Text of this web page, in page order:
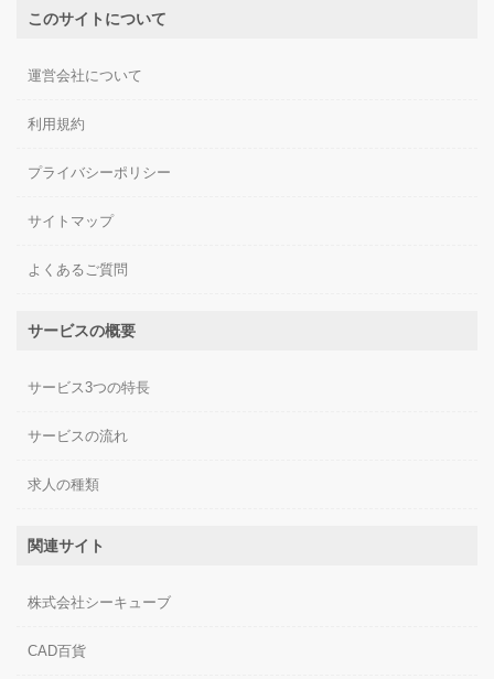
このサイトについて
運営会社について
利用規約
プライバシーポリシー
サイトマップ
よくあるご質問
サービスの概要
サービス3つの特長
サービスの流れ
求人の種類
関連サイト
株式会社シーキューブ
CAD百貨